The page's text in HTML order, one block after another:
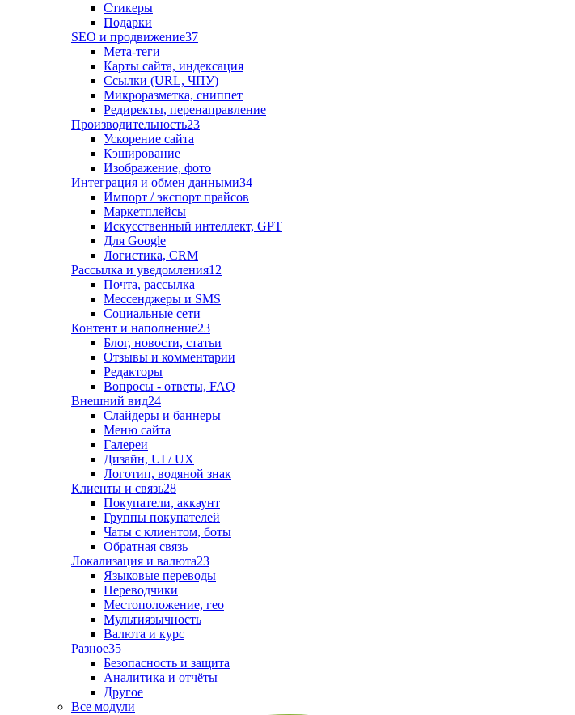
Стикеры
Подарки
SEO и продвижение37
Мета-теги
Карты сайта, индексация
Ссылки (URL, ЧПУ)
Микроразметка, сниппет
Редиректы, перенаправление
Производительность23
Ускорение сайта
Кэширование
Изображение, фото
Интеграция и обмен данными34
Импорт / экспорт прайсов
Маркетплейсы
Искусственный интеллект, GPT
Для Google
Логистика, CRM
Рассылка и уведомления12
Почта, рассылка
Мессенджеры и SMS
Социальные сети
Контент и наполнение23
Блог, новости, статьи
Отзывы и комментарии
Редакторы
Вопросы - ответы, FAQ
Внешний вид24
Слайдеры и баннеры
Меню сайта
Галереи
Дизайн, UI / UX
Логотип, водяной знак
Клиенты и связь28
Покупатели, аккаунт
Группы покупателей
Чаты с клиентом, боты
Обратная связь
Локализация и валюта23
Языковые переводы
Переводчики
Местоположение, гео
Мультиязычность
Валюта и курс
Разное35
Безопасность и защита
Аналитика и отчёты
Другое
Все модули